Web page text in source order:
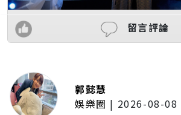
留言評論
郭懿慧
娛樂圈 | 2026-08-08